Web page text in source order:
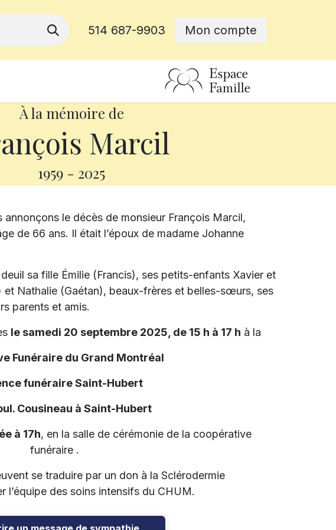
514 687-9903 Mon compte
À la mémoire de
Marcil
1959 - 2025
annonçons le décès de monsieur François Marcil,
de 66 ans. Il était l’époux de madame Johanne
sa fille Émilie (Francis), ses petits-enfants Xavier et
Nathalie (Gaétan), beaux-frères et belles-sœurs, ses
parents et amis.
le samedi 20 septembre 2025, de 15 h à 17 h à la
Funéraire du Grand Montréal
funéraire Saint-Hubert
Cousineau à Saint-Hubert
à 17h, en la salle de cérémonie de la coopérative
funéraire .
se traduire par un don à la Sclérodermie
l’équipe des soins intensifs du CHUM.